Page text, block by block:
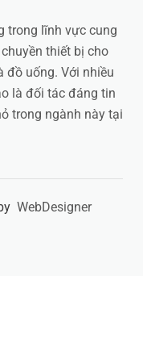
trong lĩnh vực cung
thiết bị cho
đồ uống. Với nhiều
là đối tác đáng tin
trong ngành này tại
WebDesigner